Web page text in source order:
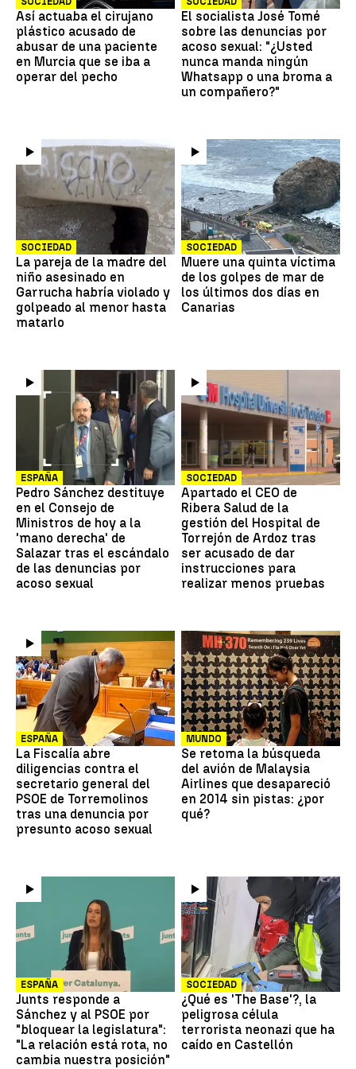
Así actuaba el cirujano
plástico acusado de
abusar de una paciente
en Murcia que se iba a
operar del pecho
El socialista José Tomé
sobre las denuncias por
acoso sexual: "¿Usted
nunca manda ningún
Whatsapp o una broma a
un compañero?"
SOCIEDAD
La pareja de la madre del
niño asesinado en
Garrucha habría violado y
golpeado al menor hasta
matarlo
SOCIEDAD
Muere una quinta víctima
de los golpes de mar de
los últimos dos días en
Canarias
ESPAÑA
Pedro Sánchez destituye
en el Consejo de
Ministros de hoy a la
'mano derecha' de
Salazar tras el escándalo
de las denuncias por
acoso sexual
SOCIEDAD
Apartado el CEO de
Ribera Salud de la
gestión del Hospital de
Torrejón de Ardoz tras
ser acusado de dar
instrucciones para
realizar menos pruebas
ESPAÑA
La Fiscalía abre
diligencias contra el
secretario general del
PSOE de Torremolinos
tras una denuncia por
presunto acoso sexual
MUNDO
Se retoma la búsqueda
del avión de Malaysia
Airlines que desapareció
en 2014 sin pistas: ¿por
qué?
ESPAÑA
Junts responde a
Sánchez y al PSOE por
"bloquear la legislatura":
"La relación está rota, no
cambia nuestra posición"
SOCIEDAD
¿Qué es 'The Base'?, la
peligrosa célula
terrorista neonazi que ha
caído en Castellón